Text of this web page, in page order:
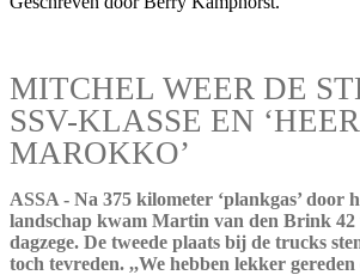
MITCHEL WEER DE
SSV-KLASSE EN
MAROKKO’
ASSA - Na 375 kilometer ‘plankgas’ door
landschap kwam Martin van den Brink 42
dagzege. De tweede plaats bij de trucks
toch tevreden. ,,We hebben lekker gereden